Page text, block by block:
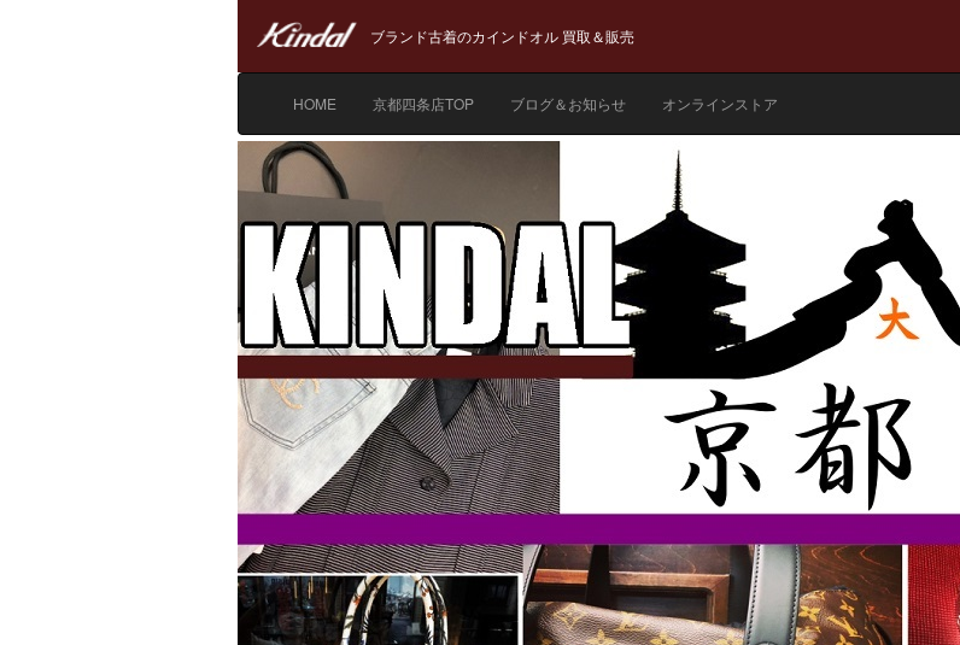
ブランド古着のカインドオル 買取＆販売
HOME 京都四条店TOP ブログ＆お知らせ オンラインストア